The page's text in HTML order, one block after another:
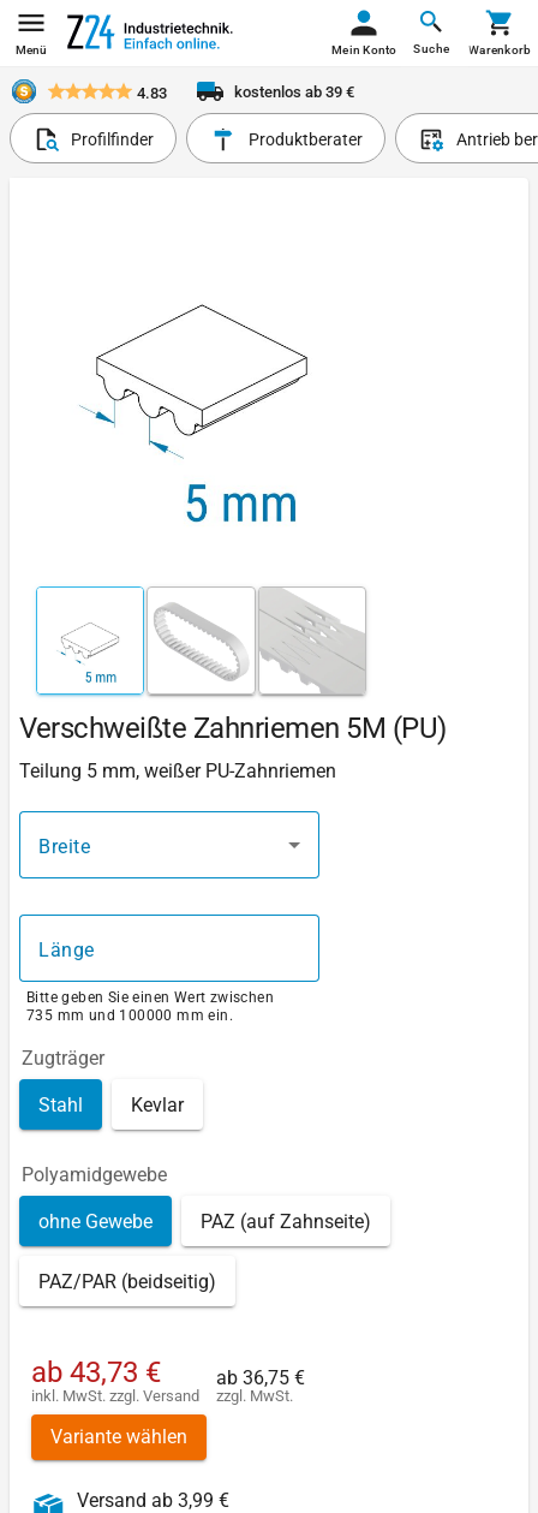
Menü Suche
Mein Konto Warenkorb
4.83 kostenlos ab 39 €
Profilfinder Produktberater Antrieb
Verschweißte Zahnriemen 5M (PU)
Teilung 5 mm, weißer PU-Zahnriemen
Breite
Länge
Bitte geben Sie einen Wert zwischen
735 mm und 100000 mm ein.
Zugträger
Stahl Kevlar
Polyamidgewebe
ohne Gewebe PAZ (auf Zahnseite)
PAZ/PAR (beidseitig)
ab 43,73 €
inkl. MwSt. zzgl. Versand
ab 36,75 €
zzgl. MwSt.
Variante wählen
Versand ab 3,99 €